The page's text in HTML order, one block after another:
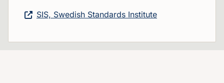
SIS, Swedish Standards Institute